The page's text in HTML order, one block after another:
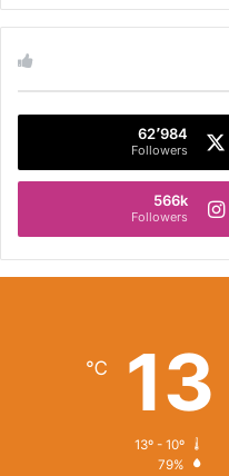
62٬984
Followers
566k
Followers
13
℃
79%